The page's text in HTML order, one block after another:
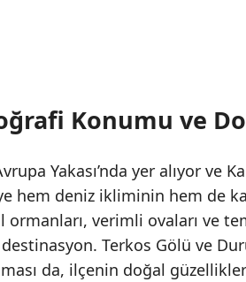
Konumu ve
Yakası’nda yer alıyor ve
hem deniz ikliminin hem de
ormanları, verimli ovaları ve
Terkos Gölü ve
da, ilçenin doğal